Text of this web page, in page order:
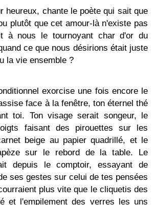
heureux, chante le poète qui sait que
plutôt que cet amour-là n'existe pas
à nous le tournoyant char d'or du
ce que nous désirions était juste
la vie ensemble ?
exorcise une fois encore le
face à la fenêtre, ton éternel thé
toi. Ton visage serait songeur, le
faisant des pirouettes sur les
beige au papier quadrillé, et le
sur le rebord de la table. Le
depuis le comptoir, essayant de
ses gestes sur celui de tes pensées
plus vite que le cliquetis des
et l'empilement des verres les uns